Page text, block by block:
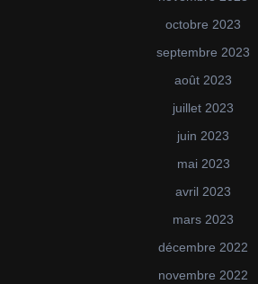
octobre 2023
septembre 2023
août 2023
juillet 2023
juin 2023
mai 2023
avril 2023
mars 2023
décembre 2022
novembre 2022